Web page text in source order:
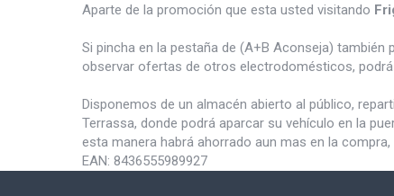
Aparte de la promoción que esta usted visitando
Si pincha en la pestaña de (A+B Aconseja)
observar ofertas de otros electrodomésticos, podrá
Disponemos de un almacén abierto al público,
Terrassa, donde podrá aparcar su vehículo en la
esta manera habrá ahorrado aun mas en la
EAN: 8436555989927